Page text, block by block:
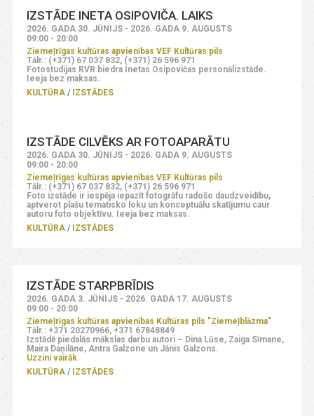
IZSTĀDE INETA OSIPOVIČA. LAIKS
2026. GADA 30. JŪNIJS - 2026. GADA 9. AUGUSTS
09:00 - 20:00
Ziemeļrīgas kultūras apvienības VEF Kultūras pils
Tālr.: (+371) 67 037 832, (+371) 26 596 971
Fotostudijas RVR biedra Inetas Osipovičas personālizstāde.
Ieeja bez maksas.
KULTŪRA
IZSTĀDES
IZSTĀDE CILVĒKS AR FOTOAPARĀTU
2026. GADA 30. JŪNIJS - 2026. GADA 9. AUGUSTS
09:00 - 20:00
Ziemeļrīgas kultūras apvienības VEF Kultūras pils
Tālr.: (+371) 67 037 832, (+371) 26 596 971
Foto izstāde ir iespēja iepazīt fotogrāfu radošo daudzveidību,
aptverot plašu tematisko loku un konceptuālu skatījumu caur
autoru foto objektīvu. Ieeja bez maksas.
KULTŪRA
IZSTĀDES
IZSTĀDE STARPBRĪDIS
2026. GADA 3. JŪNIJS - 2026. GADA 17. AUGUSTS
09:00 - 20:00
Ziemeļrīgas kultūras apvienības Kultūras pils "Ziemeļblāzma"
Tālr.: +371 20270966, +371 67848849
Izstādē piedalās mākslas darbu autori – Dina Lūse, Zaiga Sīmane,
Maira Daņilāne, Antra Galzone un Jānis Galzons.
Uzzini vairāk
KULTŪRA
IZSTĀDES